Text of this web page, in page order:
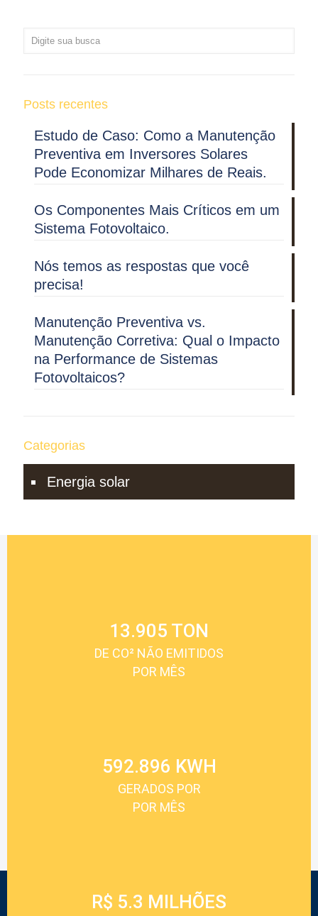
Posts recentes
Estudo de Caso: Como a Manutenção
Preventiva em Inversores Solares
Pode Economizar Milhares de Reais.
Os Componentes Mais Críticos em um
Sistema Fotovoltaico.
Nós temos as respostas que você
precisa!
Manutenção Preventiva vs.
Manutenção Corretiva: Qual o Impacto
na Performance de Sistemas
Fotovoltaicos?
Categorias
Energia solar
13.905 TON
DE CO² NÃO EMITIDOS
POR MÊS
592.896 KWH
GERADOS POR
POR MÊS
R$ 5.3 MILHÕES